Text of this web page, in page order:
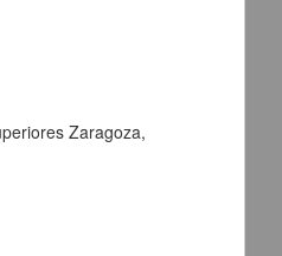
Zaragoza,